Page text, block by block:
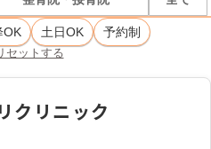
OK 土日OK 予約制
セットする
クリニック